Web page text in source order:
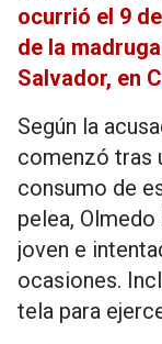
ocurrió el 9
de la
Salvador, en
Según la
comenzó tras
consumo de
pelea,
joven e
ocasiones.
tela para